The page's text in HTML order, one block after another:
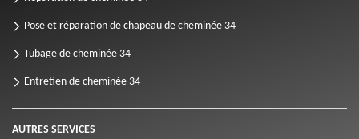
Pose et réparation de chapeau de cheminée 34
Tubage de cheminée 34
Entretien de cheminée 34
AUTRES SERVICES